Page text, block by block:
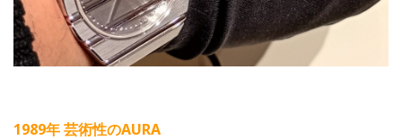
1989年 芸術性のAURA